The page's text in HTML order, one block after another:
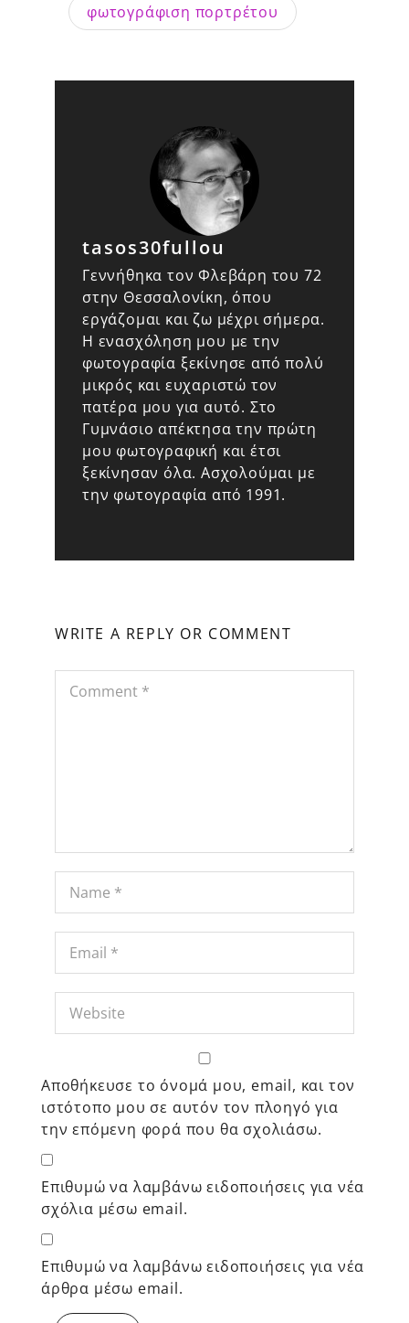
φωτογράφιση πορτρέτου
tasos30fullou
Γεννήθηκα τον Φλεβάρη του 72
στην Θεσσαλονίκη, όπου
εργάζομαι και ζω μέχρι σήμερα.
Η ενασχόληση μου με την
φωτογραφία ξεκίνησε από πολύ
μικρός και ευχαριστώ τον
πατέρα μου για αυτό. Στο
Γυμνάσιο απέκτησα την πρώτη
μου φωτογραφική και έτσι
ξεκίνησαν όλα. Ασχολούμαι με
την φωτογραφία από 1991.
WRITE A REPLY OR COMMENT
Αποθήκευσε το όνομά μου, email, και τον
ιστότοπο μου σε αυτόν τον πλοηγό για
την επόμενη φορά που θα σχολιάσω.
Επιθυμώ να λαμβάνω ειδοποιήσεις για νέα
σχόλια μέσω email.
Επιθυμώ να λαμβάνω ειδοποιήσεις για νέα
άρθρα μέσω email.